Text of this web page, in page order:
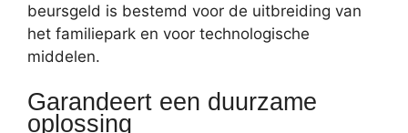
beursgeld is bestemd voor de uitbreiding van
het familiepark en voor technologische
middelen.
Garandeert een duurzame
oplossing